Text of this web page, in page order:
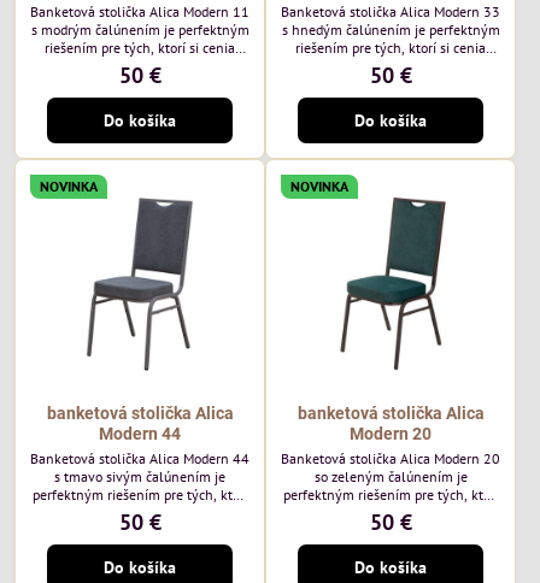
Banketová stolička Alica Modern 11
s modrým čalúnením je perfektným
riešením pre tých, ktorí si cenia
vysokú kvalitu a jedinečný dizajn.
Stolička je výnimočná použitím
vysoko kvalitného modrého
čalúnenia Mossa 79 od poľského
výrobcu Davis ktorého látka má
hmotnosť 325 g/m², čo zaručuje
výnimočnú odolnosť a pohodlie.
Okrem toho je látka vybavená
technológiou Easy-Clean, vďaka
ktorej sa ľahko...
50 €
Do košíka
Banketová stolička Alica Modern 33
s hnedým čalúnením je perfektným
riešením pre tých, ktorí si cenia
vysokú kvalitu a jedinečný dizajn.
Stolička je výnimočná použitím
vysoko kvalitného hnedého
čalúnenia Mossa 29 od poľského
výrobcu Davis ktorého látka má
hmotnosť 325 g/m², čo zaručuje
výnimočnú odolnosť a pohodlie.
Okrem toho je látka vybavená
technológiou Easy-Clean, vďaka
ktorej sa ľahko...
50 €
Do košíka
NOVINKA
banketová stolička Alica
Modern 44
Banketová stolička Alica Modern 44
s tmavo sivým čalúnením je
perfektným riešením pre tých, ktorí
si cenia vysokú kvalitu a jedinečný
dizajn. Stolička je výnimočná
použitím vysoko kvalitného tmavo
sivého zamatového čalúnenia od
50 €
Do košíka
NOVINKA
banketová stolička Alica
Modern 20
Banketová stolička Alica Modern 20
so zeleným čalúnením je
perfektným riešením pre tých, ktorí
si cenia vysokú kvalitu a jedinečný
dizajn. Stolička je výnimočná
použitím vysoko kvalitného tmavo
zeleného zamatového čalúnenia od
50 €
Do košíka